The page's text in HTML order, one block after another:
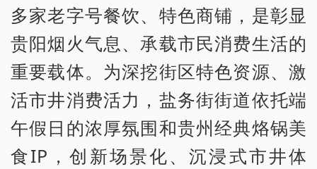
多家老字号餐饮、特色商铺，是彰显
贵阳烟火气息、承载市民消费生活的
重要载体。为深挖街区特色资源、激
活市井消费活力，盐务街街道依托端
午假日的浓厚氛围和贵州经典烙锅美
食IP，创新场景化、沉浸式市井体